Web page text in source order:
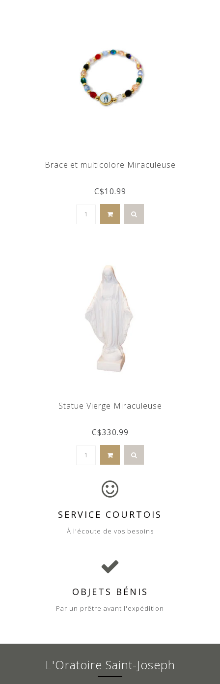
Bracelet multicolore Miraculeuse
C$10.99
Statue Vierge Miraculeuse
C$330.99
SERVICE COURTOIS
À l'écoute de vos besoins
OBJETS BÉNIS
Par un prêtre avant l'expédition
L'Oratoire Saint-Joseph